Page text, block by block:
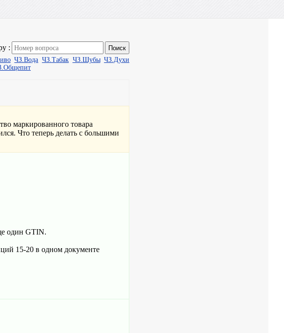
:
ЧЗ.Вода ЧЗ.Табак ЧЗ.Шубы ЧЗ.Духи
маркированного товара
Что теперь делать с большими
один GTIN.
15-20 в одном документе